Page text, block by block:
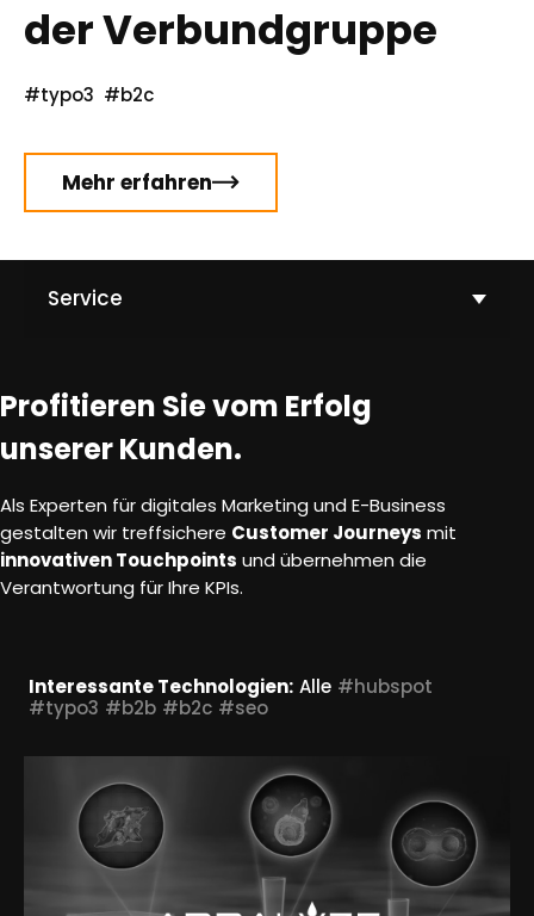
der Verbundgruppe
#typo3 #b2c
Mehr erfahren
C
e
h
e
r
f
a
n
Service
Profitieren Sie vom Erfolg
unserer Kunden.
Als Experten für digitales Marketing und E-Business
gestalten wir treffsichere Customer Journeys mit
innovativen Touchpoints und übernehmen die
Verantwortung für Ihre KPIs.
Interessante Technologien: Alle #hubspot
#typo3 #b2b #b2c #seo